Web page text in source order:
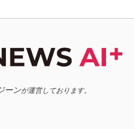
ーンが運営しております。